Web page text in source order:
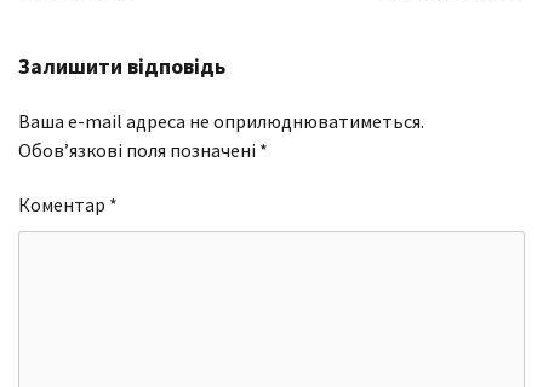
Залишити відповідь
Ваша e-mail адреса не оприлюднюватиметься.
Обов’язкові поля позначені *
Коментар *